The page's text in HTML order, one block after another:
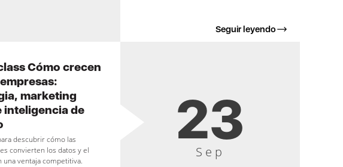
Seguir leyendo
23
Sep
Cómo crecen
marketing
inteligencia de
descubrir cómo las
convierten los datos y el
una ventaja competitiva.